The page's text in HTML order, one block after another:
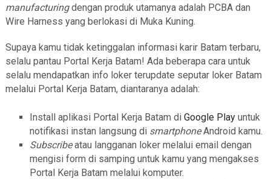
manufacturingdengan produk utamanya adalah PCBA dan
Wire Harness yang berlokasi di Muka Kuning.
Supaya kamu tidak ketinggalan informasi karir Batam terbaru,
selalu pantau Portal Kerja Batam! Ada beberapa cara untuk
selalu mendapatkan info loker terupdate seputar loker Batam
melalui Portal Kerja Batam, diantaranya adalah:
Install aplikasi Portal Kerja Batam di Google Playuntuk
notifikasi instan langsung di smartphoneAndroid kamu.
Subscribeatau langganan loker melalui email dengan
mengisi form di samping untuk kamu yang mengakses
Portal Kerja Batam melalui komputer.